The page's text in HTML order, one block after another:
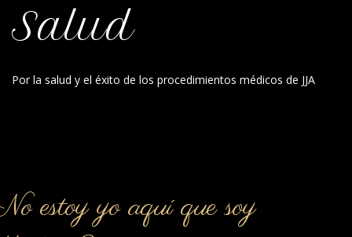
Salud
Por la salud y el éxito de los procedimientos médicos de JJA
estoy yo aquí que soy